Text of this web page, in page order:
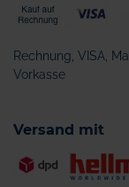
Rechnung, VISA,
Vorkasse
Versand mit